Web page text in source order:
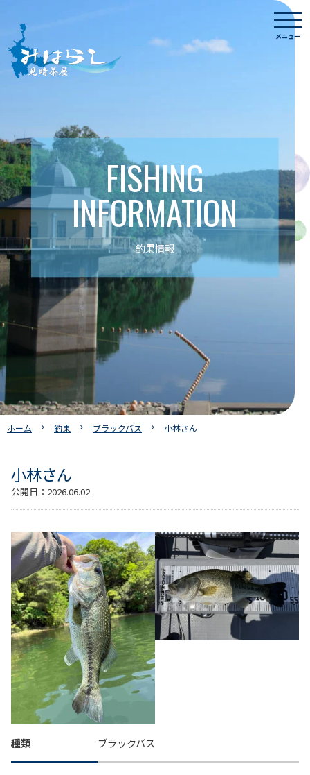
content
メニュー
FISHING
INFORMATION
釣果情報
ホーム 釣果 ブラックバス 小林さん
小林さん
公開日： 2026.06.02
種類 ブラックバス